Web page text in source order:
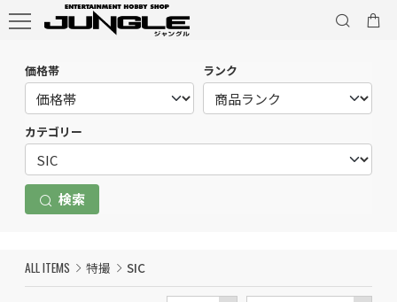
価格帯 ランク
カテゴリー
検索
ALL ITEMS 特撮 SIC